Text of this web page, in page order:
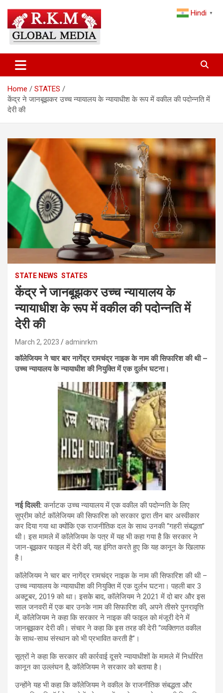
content
Latest Hindi News & Breaking
News – RKM Global Media
and the World
Home
STATES
केंद्र ने जानबूझकर उच्च न्यायालय के न्यायाधीश के रूप में वकील की पदोन्नति में
देरी की
STATE NEWS STATES
केंद्र ने जानबूझकर उच्च न्यायालय के
न्यायाधीश के रूप में वकील की पदोन्नति में
देरी की
March 2, 2023 adminrkm
कॉलेजियम ने चार बार नागेंद्र रामचंद्र नाइक के नाम की सिफारिश की थी –
उच्च न्यायालय के न्यायाधीश की नियुक्ति में एक दुर्लभ घटना।
नई दिल्ली: कर्नाटक उच्च न्यायालय में एक वकील की पदोन्नति के लिए
सुप्रीम कोर्ट कॉलेजियम की सिफारिश को सरकार द्वारा तीन बार अस्वीकार
कर दिया गया था क्योंकि एक राजनीतिक दल के साथ उनकी “गहरी संबद्धता”
थी। इस मामले में कॉलेजियम के पत्र में यह भी कहा गया है कि सरकार ने
जान-बूझकर फाइल में देरी की, यह इंगित करते हुए कि यह कानून के खिलाफ
है।
कॉलेजियम ने चार बार नागेंद्र रामचंद्र नाइक के नाम की सिफारिश की थी –
उच्च न्यायालय के न्यायाधीश की नियुक्ति में एक दुर्लभ घटना। पहली बार 3
अक्टूबर, 2019 को था। इसके बाद, कॉलेजियम ने 2021 में दो बार और इस
साल जनवरी में एक बार उनके नाम की सिफारिश की, अपने तीसरे पुनरावृत्ति
में, कॉलेजियम ने कहा कि सरकार ने नाइक की फाइल को मंजूरी देने में
जानबूझकर देरी की। संचार ने कहा कि इस तरह की देरी “व्यक्तिगत वकील
के साथ-साथ संस्थान को भी प्रभावित करती है”।
सूत्रों ने कहा कि सरकार की कार्रवाई दूसरे न्यायाधीशों के मामले में निर्धारित
कानून का उल्लंघन है, कॉलेजियम ने सरकार को बताया है।
उन्होंने यह भी कहा कि कॉलेजियम ने वकील के राजनीतिक संबद्धता और
Hindi ▼